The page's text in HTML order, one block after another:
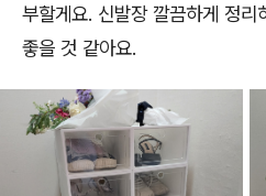
부할게요. 신발장 깔끔하게 정리
좋을 것 같아요.